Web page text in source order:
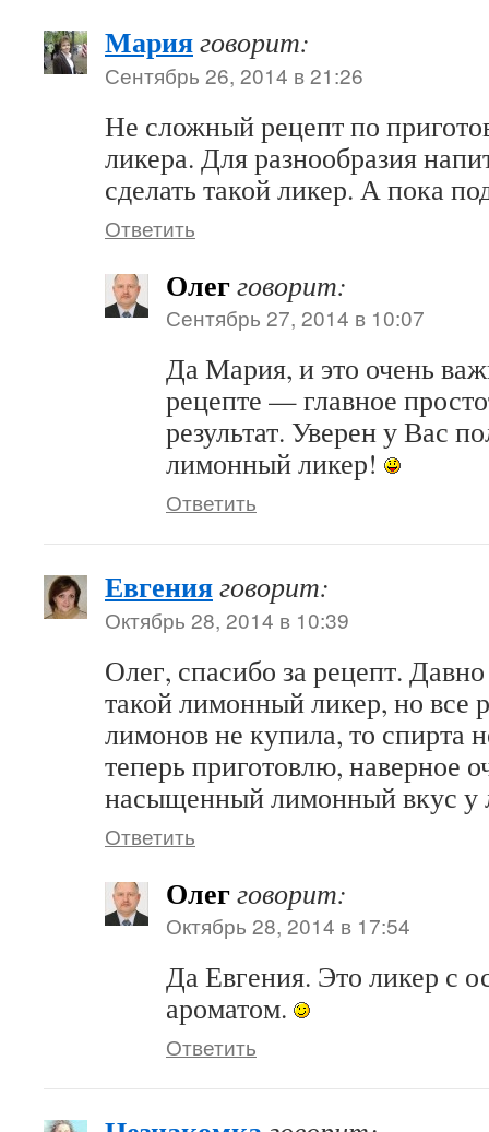
Марияговорит:
Сентябрь 26, 2014 в 21:26
Не сложный рецепт по
ликера. Для разнообразия
сделать такой ликер. А пока
Ответить
Олегговорит:
Сентябрь 27, 2014 в 10:07
Да Мария, и это очень
рецепте — главное
результат. Уверен у Вас
лимонный ликер!
Ответить
Евгенияговорит:
Октябрь 28, 2014 в 10:39
Олег, спасибо за рецепт.
такой лимонный ликер, но все
лимонов не купила, то спирта
теперь приготовлю, наверное
насыщенный лимонный вкус у
Ответить
Олегговорит:
Октябрь 28, 2014 в 17:54
Да Евгения. Это ликер с
ароматом.
Ответить